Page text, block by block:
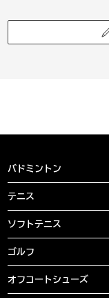
バドミントン
テニス
ソフトテニス
ゴルフ
オフコートシューズ